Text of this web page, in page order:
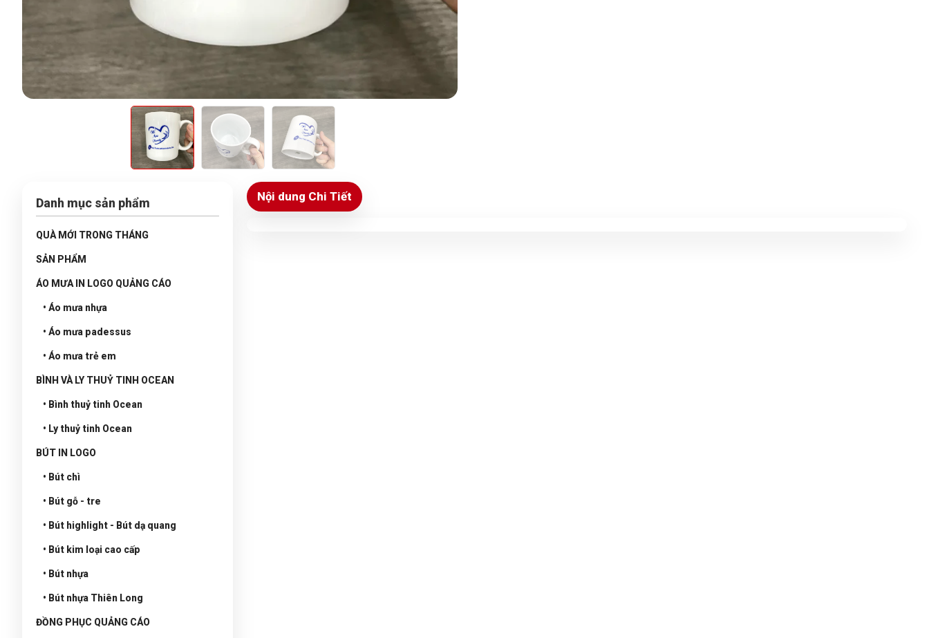
Danh mục sản phẩm
QUÀ MỚI TRONG THÁNG
SẢN PHẨM
ÁO MƯA IN LOGO QUẢNG CÁO
• Áo mưa nhựa
• Áo mưa padessus
• Áo mưa trẻ em
BÌNH VÀ LY THUỶ TINH OCEAN
• Bình thuỷ tinh Ocean
• Ly thuỷ tinh Ocean
BÚT IN LOGO
• Bút chì
• Bút gỗ - tre
• Bút highlight - Bút dạ quang
• Bút kim loại cao cấp
• Bút nhựa
• Bút nhựa Thiên Long
ĐỒNG PHỤC QUẢNG CÁO
Nội dung Chi Tiết